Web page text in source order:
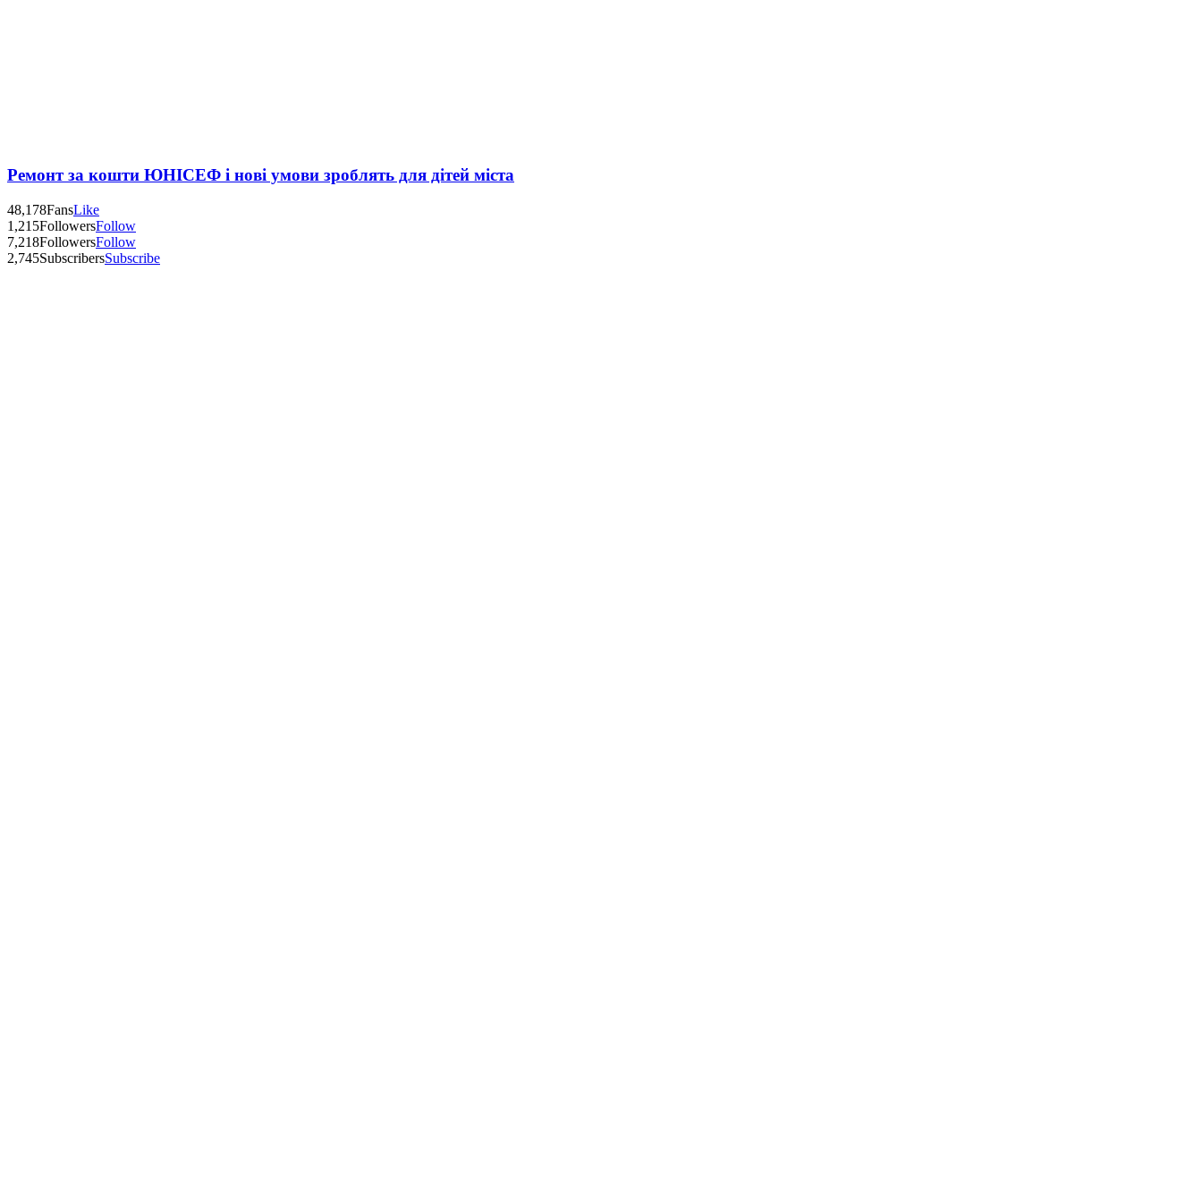
Ремонт за кошти ЮНІСЕФ і нові умови зроблять для дітей міста
48,178FansLike
1,215FollowersFollow
7,218FollowersFollow
2,745SubscribersSubscribe